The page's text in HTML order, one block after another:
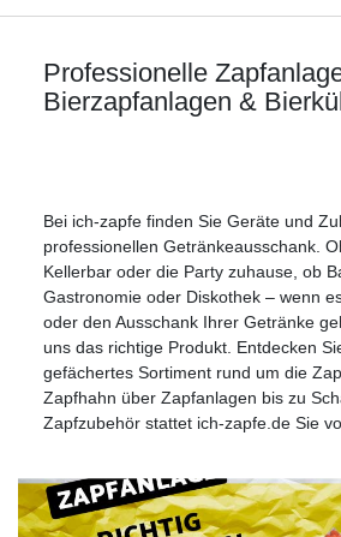
Professionelle
Bierzapfanlagen &
Bei ich-zapfe finden Sie Geräte und
professionellen Getränkeausschank.
Kellerbar oder die Party zuhause, ob
Gastronomie oder Diskothek – wenn
oder den Ausschank Ihrer Getränke
uns das richtige Produkt. Entdecken
gefächertes Sortiment rund um die
Zapfhahn über Zapfanlagen bis zu
Zapfzubehör stattet ich-zapfe.de Sie